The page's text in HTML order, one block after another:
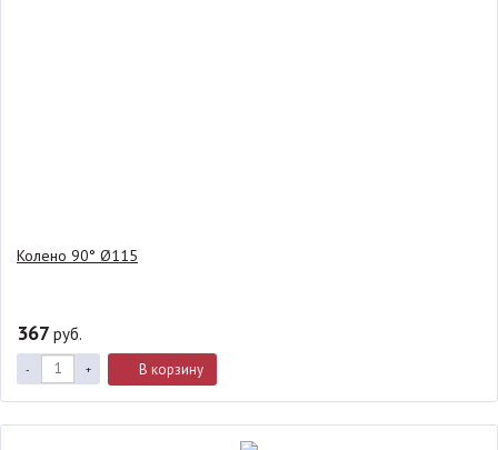
Колено 90° Ø115
367 руб.
- + В корзину